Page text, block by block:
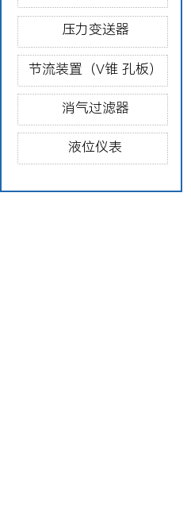
压力变送器
节流装置（V锥 孔板）
消气过滤器
液位仪表